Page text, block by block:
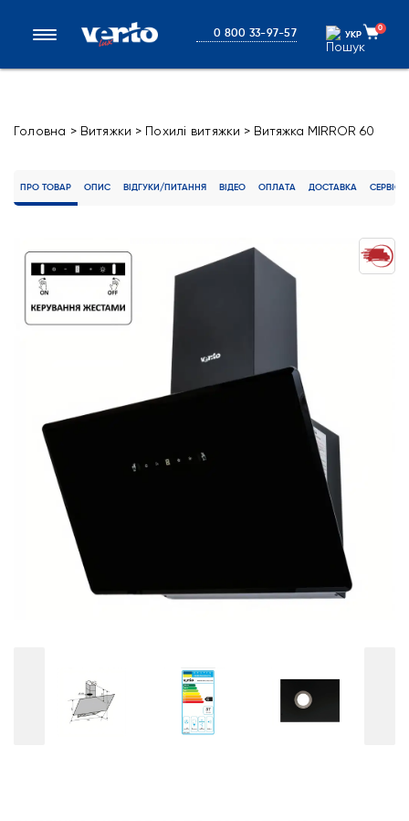
0 800 33-97-57 УКР
УКР
0
Головна > Витяжки > Похилі витяжки > Витяжка MIRROR 60
ПРО ТОВАР ОПИС ВІДГУКИ/ПИТАННЯ ВІДЕО ОПЛАТА ДОСТАВКА СЕРВІС